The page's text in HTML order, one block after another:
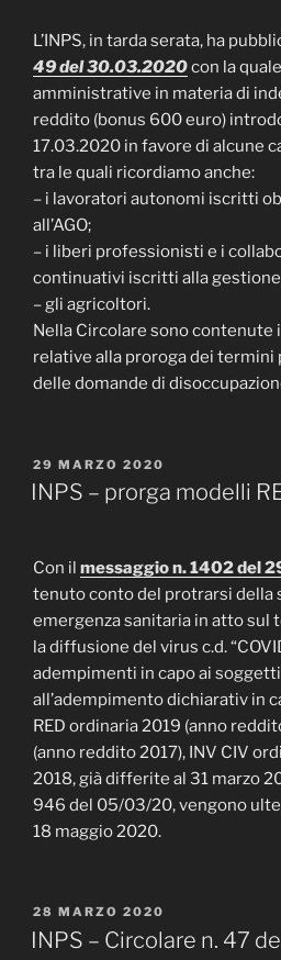
L’INPS, in tarda serata, ha
49 del 30.03.2020con la
amministrative in materia di
reddito (bonus 600 euro)
17.03.2020 in favore di alcune
tra le quali ricordiamo anche:
– i lavoratori autonomi iscritti
all’AGO;
– i liberi professionisti e i
continuativi iscritti alla
– gli agricoltori.
Nella Circolare sono
relative alla proroga dei termini
delle domande di
PUBBLICATO
IL
29 MARZO 2020
INPS – prorga modelli
Con il messaggio n. 1402 del
tenuto conto del protrarsi della
emergenza sanitaria in atto sul
la diffusione del virus c.d.
adempimenti in capo ai
all’adempimento dichiarativ in
RED ordinaria 2019 (anno
(anno reddito 2017), INV CIV
2018, già differite al 31 marzo
946 del 05/03/20, vengono
18 maggio 2020.
PUBBLICATO
IL
28 MARZO 2020
INPS – Circolare n. 47